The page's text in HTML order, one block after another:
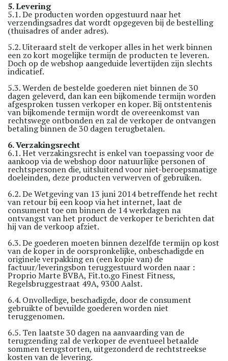
5. Levering
5.1. De producten worden opgestuurd naar het
verzendingsadres dat wordt opgegeven bij de bestelling
(thuisadres of ander adres).
5.2. Uiteraard stelt de verkoper alles in het werk binnen
een zo kort mogelijke termijn de producten te leveren.
Doch op de webshop aangeduide levertijden zijn slechts
indicatief.
5.3. Werden de bestelde goederen niet binnen de 30
dagen geleverd, dan kan een bijkomende termijn worden
afgesproken tussen verkoper en koper. Bij ontstentenis
van bijkomende termijn wordt de overeenkomst van
rechtswege ontbonden en zal de verkoper de ontvangen
betaling binnen de 30 dagen terugbetalen.
6. Verzakingsrecht
6.1. Het verzakingsrecht is enkel van toepassing voor de
aankoop via de webshop door natuurlijke personen of
rechtspersonen die, uitsluitend voor niet-beroepsmatige
doeleinden, deze producten verwerven of gebruiken.
6.2. De Wetgeving van 13 juni 2014 betreffende het recht
van retour bij een koop via het internet, laat de
consument toe om binnen de 14 werkdagen na
ontvangst van het product de verkoper te berichten dat
hij van de verkoop afziet.
6.3. De goederen moeten binnen dezelfde termijn op kost
van de koper in de oorspronkelijke, onbeschadigde en
originele verpakking en (een kopie van) de
factuur/leveringsbon teruggestuurd worden naar :
Proprio Marte BVBA, Fit.to.go Finest Fitness,
Regelsbruggestraat 49A, 9300 Aalst.
6.4. Onvolledige, beschadigde, door de consument
gebruikte of bevuilde goederen worden niet
teruggenomen.
6.5. Ten laatste 30 dagen na aanvaarding van de
terugzending zal de verkoper de eventueel betaalde
sommen terugstorten, uitgezonderd de rechtstreekse
kosten van de levering.